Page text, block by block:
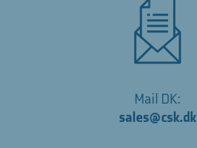
Mail DK:
sales@csk.dk